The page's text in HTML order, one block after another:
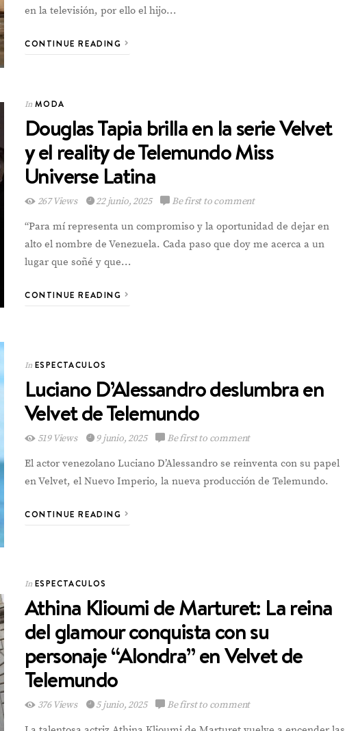
en la televisión, por ello el hijo…
CONTINUE READING
In MODA
Douglas Tapia brilla en la serie Velvet
y el reality de Telemundo Miss
Universe Latina
267 Views 22 junio, 2025 Be first to comment
“Para mí representa un compromiso y la oportunidad de dejar en
alto el nombre de Venezuela. Cada paso que doy me acerca a un
lugar que soñé y que…
CONTINUE READING
In ESPECTACULOS
Luciano D’Alessandro deslumbra en
Velvet de Telemundo
519 Views 9 junio, 2025 Be first to comment
El actor venezolano Luciano D’Alessandro se reinventa con su papel
en Velvet, el Nuevo Imperio, la nueva producción de Telemundo.
CONTINUE READING
In ESPECTACULOS
Athina Klioumi de Marturet: La reina
del glamour conquista con su
personaje “Alondra” en Velvet de
Telemundo
376 Views 5 junio, 2025 Be first to comment